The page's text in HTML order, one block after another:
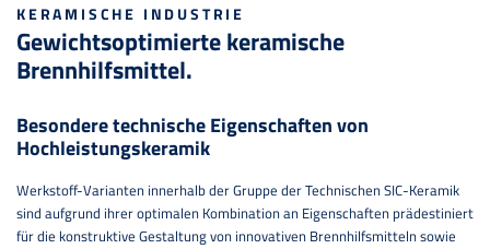
KERAMISCHE INDUSTRIE
Gewichtsoptimierte keramische
Brennhilfsmittel.
Besondere technische Eigenschaften von
Hochleistungskeramik
Werkstoff-Varianten innerhalb der Gruppe der Technischen SIC-Keramik
sind aufgrund ihrer optimalen Kombination an Eigenschaften prädestiniert
für die konstruktive Gestaltung von innovativen Brennhilfsmitteln sowie